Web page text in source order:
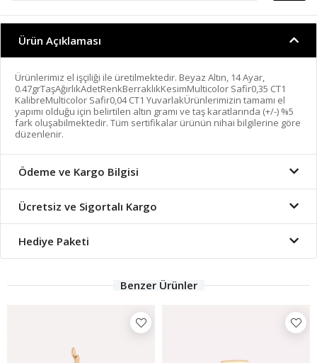
Ürün Açıklaması
Ürünlerimiz el işçiliği ile üretilmektedir. Beyaz Altın, 14 Ayar,
0.47grTaşAğırlıkAdetRenkBerraklıkKesimMulticolor Safir0,35 CT1
KalibreMulticolor Safir0,04 CT1 YuvarlakÜrünlerimizin tamamı el
yapımı olduğu için belirtilen altın gramı ve taş karatlarında (+/-) %5
fark oluşabilmektedir. Tüm sertifikalar ürünün nihai bilgilerine göre
düzenlenir.
Ödeme ve Kargo Bilgisi
Ücretsiz ve Sigortalı Kargo
Hediye Paketi
Benzer Ürünler